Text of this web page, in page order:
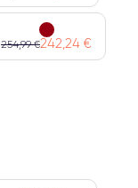
254,99 €242,24 €